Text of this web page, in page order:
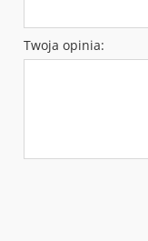
Twoja opinia: